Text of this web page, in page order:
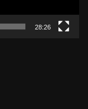
28:26